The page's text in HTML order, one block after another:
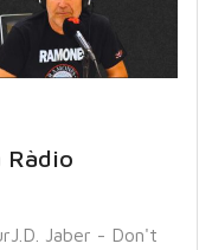
Ràdio
Jaber - Don't